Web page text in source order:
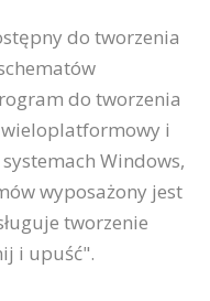
do tworzenia
do tworzenia
i
Windows,
wyposażony jest
tworzenie
i upuść".